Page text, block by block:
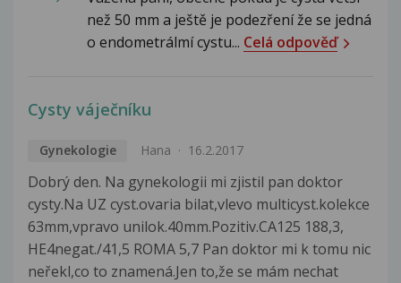
než 50 mm a ještě je podezření že se jedná
o endometrálmí cystu... Celá odpověď
Cysty váječníku
Gynekologie Hana 16.2.2017
Dobrý den. Na gynekologii mi zjistil pan doktor
cysty.Na UZ cyst.ovaria bilat,vlevo multicyst.kolekce
63mm,vpravo unilok.40mm.Pozitiv.CA125 188,3,
HE4negat./41,5 ROMA 5,7 Pan doktor mi k tomu nic
neřekl,co to znamená.Jen to,že se mám nechat